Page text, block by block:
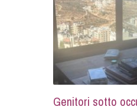
Genitori sotto